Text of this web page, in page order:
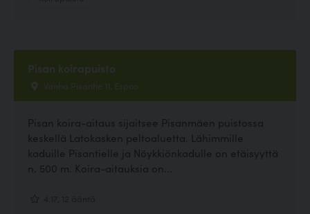
Pisan koirapuisto
Vanha Pisantie 11, Espoo
Pisan koira-aitaus sijaitsee Pisanmäen puistossa
keskellä Latokasken peltoaluetta. Lähimmille
kaduille Pisantielle ja Nöykkiönkadulle on etäisyyttä
n. 500 m. Koira-aitauksia on...